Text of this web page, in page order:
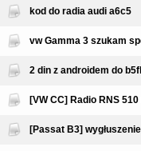
kod do radia audi a6c5
vw Gamma 3 szukam
2 din z androidem do b5fl
[VW CC] Radio RNS
[Passat B3]